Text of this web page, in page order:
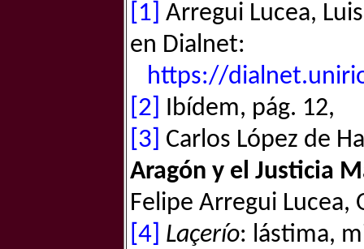
[1] Arregui Lucea,
en Dialnet:
https://
[2]
Ibídem, pág. 12,
[3] Carlos López de
Aragón y el Justicia
Felipe Arregui Lucea,
[4] Laçerío: lástima,